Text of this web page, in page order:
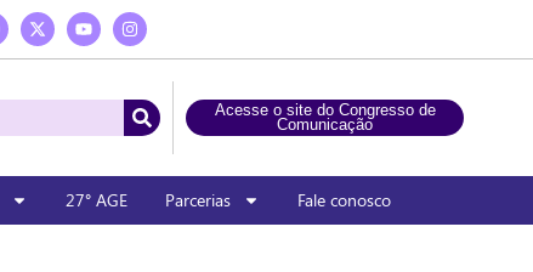
Acesse o site do Congresso de
Comunicação
27° AGE Parcerias Fale conosco